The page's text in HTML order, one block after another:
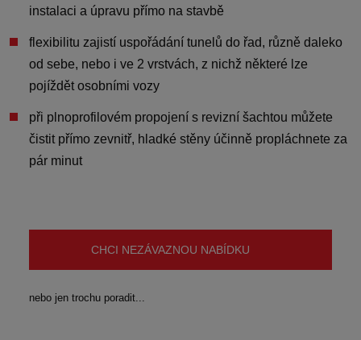
instalaci a úpravu přímo na stavbě
flexibilitu zajistí uspořádání tunelů do řad, různě daleko
od sebe, nebo i ve 2 vrstvách, z nichž některé lze
pojíždět osobními vozy
při plnoprofilovém propojení s revizní šachtou můžete
čistit přímo zevnitř, hladké stěny účinně propláchnete za
pár minut
CHCI NEZÁVAZNOU NABÍDKU
nebo jen trochu poradit...